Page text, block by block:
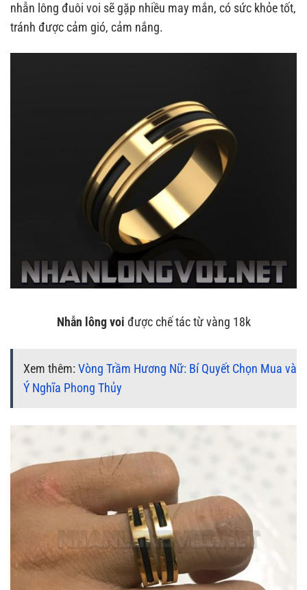
nhẫn lông đuôi voi sẽ gặp nhiều may mắn, có sức khỏe tốt,
tránh được cảm gió, cảm nắng.
Nhẫn lông voi được chế tác từ vàng 18k
Xem thêm: Vòng Trầm Hương Nữ: Bí Quyết Chọn Mua và
Ý Nghĩa Phong Thủy